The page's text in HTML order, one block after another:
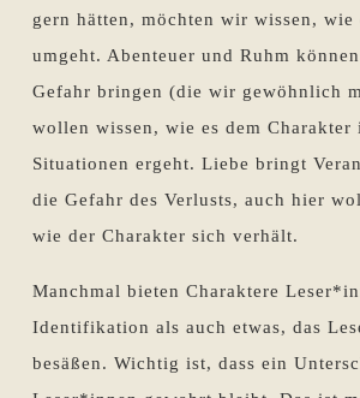
gern hätten, möchten wir wissen, wie
umgeht. Abenteuer und Ruhm
Gefahr bringen (die wir gewöhnlich
wollen wissen, wie es dem Charakter
Situationen ergeht. Liebe bringt
die Gefahr des Verlusts, auch hier
wie der Charakter sich verhält.
Manchmal bieten Charaktere
Identifikation als auch etwas, das
besäßen. Wichtig ist, dass ein